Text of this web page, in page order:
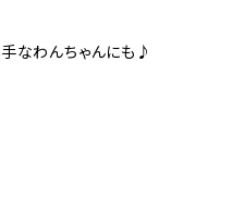
なわんちゃんにも♪